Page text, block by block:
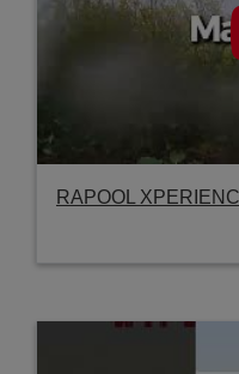
RAPOOL